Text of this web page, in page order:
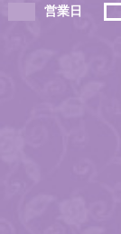
営業日